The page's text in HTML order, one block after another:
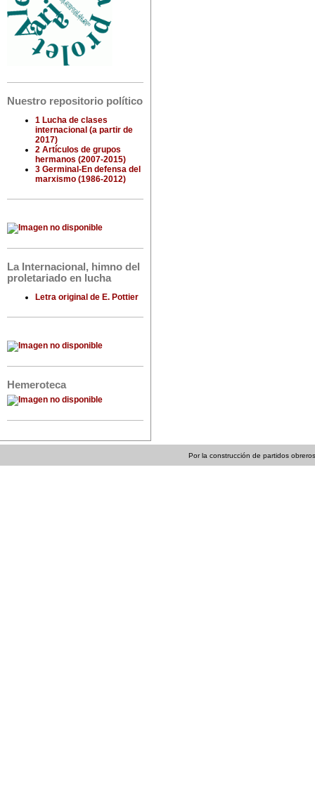
Nuestro repositorio político
1 Lucha de clases
internacional (a partir de
2017)
2 Artículos de grupos
hermanos (2007-2015)
3 Germinal-En defensa del
marxismo (1986-2012)
La Internacional, himno del
proletariado en lucha
Letra original de E. Pottier
Hemeroteca
Por la construcción de partidos